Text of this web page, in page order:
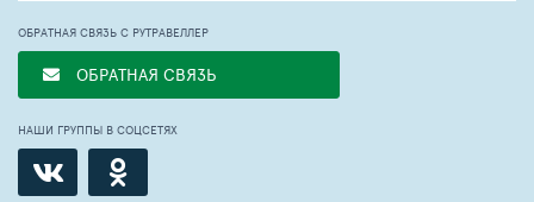
ОБРАТНАЯ СВЯЗЬ С РУТРАВЕЛЛЕР
ОБРАТНАЯ СВЯЗЬ
НАШИ ГРУППЫ В СОЦСЕТЯХ